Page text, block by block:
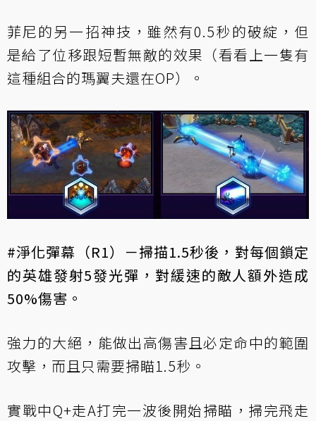
菲尼的另一招神技，雖然有0.5秒的破綻，但
是給了位移跟短暫無敵的效果（看看上一隻有
這種組合的瑪翼夫還在OP）。
#淨化彈幕（R1）－掃描1.5秒後，對每個鎖定
的英雄發射5發光彈，對緩速的敵人額外造成
50%傷害。
強力的大絕，能做出高傷害且必定命中的範圍
攻擊，而且只需要掃瞄1.5秒。
實戰中Q+走A打完一波後開始掃瞄，掃完飛走